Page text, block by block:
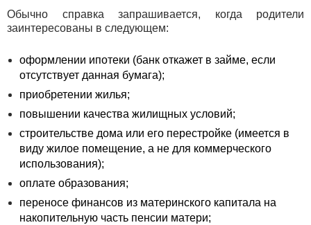
Обычно справка запрашивается, когда родители
заинтересованы в следующем:
оформлении ипотеки (банк откажет в займе, если
отсутствует данная бумага);
приобретении жилья;
повышении качества жилищных условий;
строительстве дома или его перестройке (имеется в
виду жилое помещение, а не для коммерческого
использования);
оплате образования;
переносе финансов из материнского капитала на
накопительную часть пенсии матери;